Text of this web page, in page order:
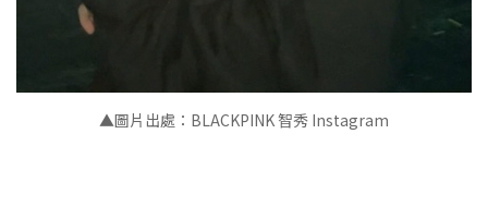
▲圖片出處：BLACKPINK 智秀 Instagram